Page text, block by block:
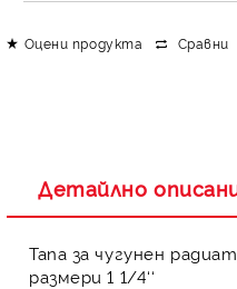
Оцени продукта Сравни
Детайлно
Тапа за чугунен
размери 1 1/4‘‘